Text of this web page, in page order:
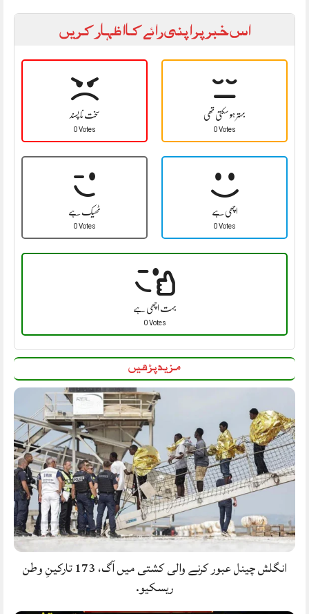
اس خبر پر اپنی رائے کا اظہار کریں
سخت نا پسند
0 Votes
بہتر ہو سکتی تھی
0 Votes
ٹھیک ہے
0 Votes
اچھی ہے
0 Votes
بہت اچھی ہے
0 Votes
مزید پڑھیں
انگلش چینل عبور کرنے والی کشتی میں آگ، 173 تارکینِ وطن
ریسکیو.